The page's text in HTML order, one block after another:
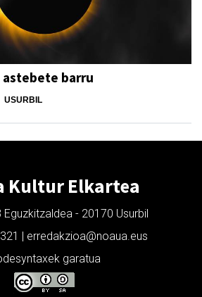
astebete barru
USURBIL
Kultur Elkartea
Eguzkitzaldea - 20170 Usurbil
| erredakzioa@noaua.eus
garatua